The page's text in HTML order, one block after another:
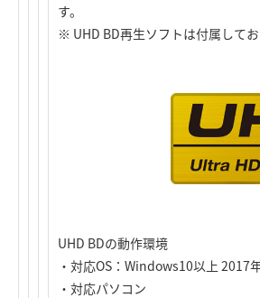
す。
※ UHD BD再生ソフトは付属して
UHD BDの動作環境
・対応OS：Windows10以上 2017
・対応パソコン